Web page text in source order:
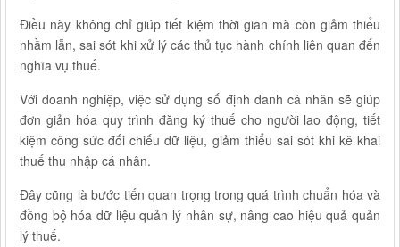
Điều này không chỉ giúp tiết kiệm thời gian mà còn giảm thiểu
nhầm lẫn, sai sót khi xử lý các thủ tục hành chính liên quan đến
nghĩa vụ thuế.
Với doanh nghiệp, việc sử dụng số định danh cá nhân sẽ giúp
đơn giản hóa quy trình đăng ký thuế cho người lao động, tiết
kiệm công sức đối chiếu dữ liệu, giảm thiểu sai sót khi kê khai
thuế thu nhập cá nhân.
Đây cũng là bước tiến quan trọng trong quá trình chuẩn hóa và
đồng bộ hóa dữ liệu quản lý nhân sự, nâng cao hiệu quả quản
lý thuế.